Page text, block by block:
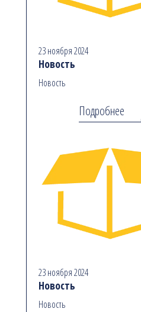
23 ноября 2024
Новость
Новость
Подробнее
23 ноября 2024
Новость
Новость